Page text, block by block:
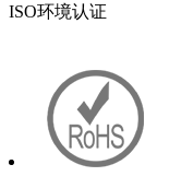
ISO环境认证